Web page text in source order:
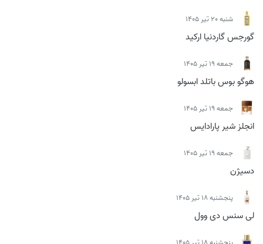
شنبه 20 تیر 1405
گورجس گاردنیا ارکید
جمعه 19 تیر 1405
هوگو بوس باتلد ابسولو
جمعه 19 تیر 1405
انجلز شیر پارادایس
جمعه 19 تیر 1405
دسیژن
پنجشنبه 18 تیر 1405
لی سنس دی وول